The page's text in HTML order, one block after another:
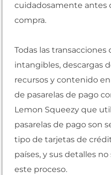
cuidadosamente antes
compra.
Todas las
intangibles, descargas
recursos y contenido
de pasarelas de pago
Lemon Squeezy que
pasarelas de pago son
tipo de tarjetas de
países, y sus detalles
este proceso.